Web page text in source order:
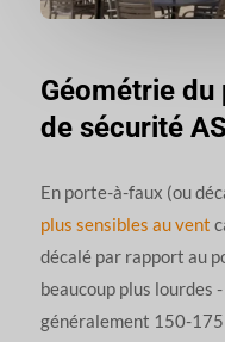
Géométrie
de sécurité
En porte-à-faux (ou
plus sensibles au vent
décalé par rapport au
beaucoup plus lourdes
généralement 150-